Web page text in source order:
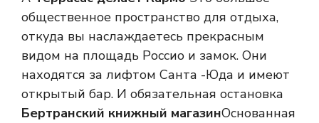
общественное пространство для отдыха,
откуда вы наслаждаетесь прекрасным
видом на площадь Россио и замок. Они
находятся за лифтом Санта -Юда и имеют
открытый бар. И обязательная остановка
Бертранский книжный магазинОснованная